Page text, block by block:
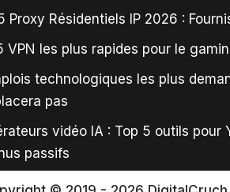
Proxy Résidentiels IP 2026 :
VPN les plus rapides pour le
technologiques les plus
pas
vidéo IA : Top 5 outils pour
passifs